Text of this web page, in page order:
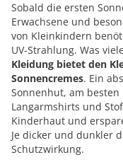
Sobald die ersten
Erwachsene und
von Kleinkindern
UV-Strahlung. Was
Kleidung bietet den
Sonnencremes. Ein
Sonnenhut, am
Langarmshirts und
Kinderhaut und
Je dicker und dunkler
Schutzwirkung.